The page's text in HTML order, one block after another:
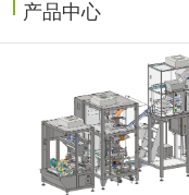
产品中心